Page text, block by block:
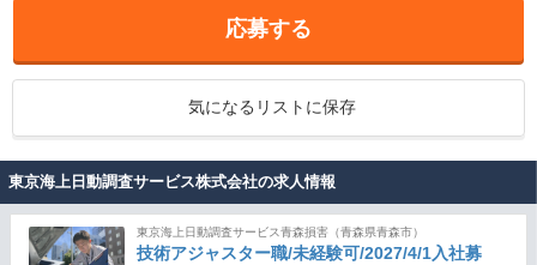
応募する
気になるリストに保存
東京海上日動調査サービス株式会社の求人情報
東京海上日動調査サービス青森損害（青森県青森市）
技術アジャスター職/未経験可/2027/4/1入社募